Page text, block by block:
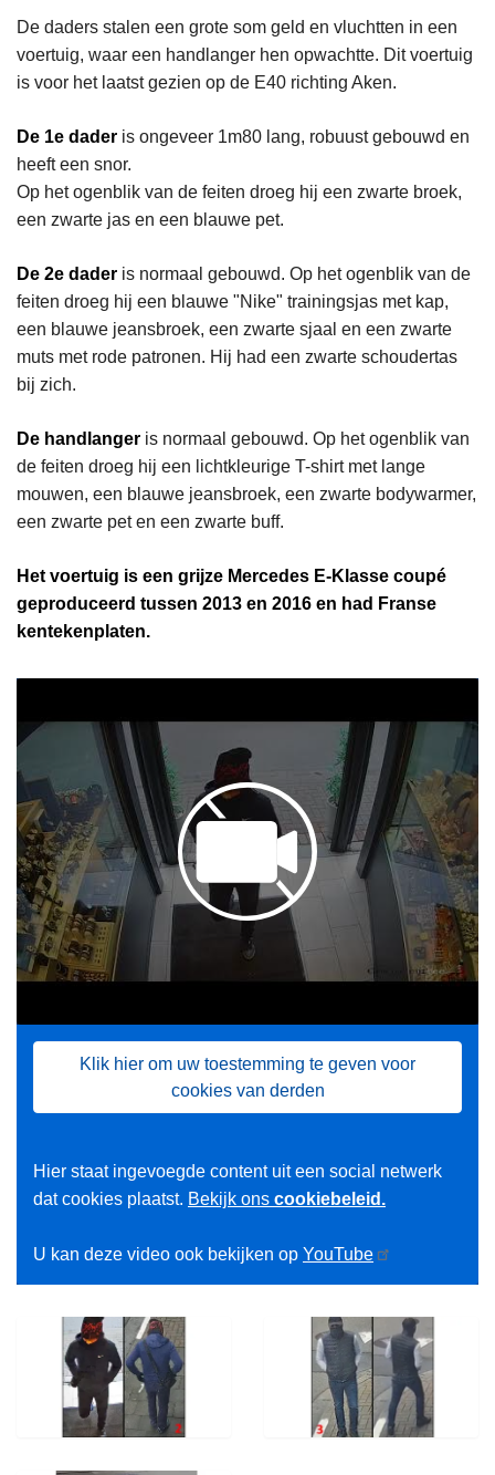
De daders stalen een grote som geld en vluchtten in een
voertuig, waar een handlanger hen opwachtte. Dit voertuig
is voor het laatst gezien op de E40 richting Aken.
De 1e dader is ongeveer 1m80 lang, robuust gebouwd en
heeft een snor.
Op het ogenblik van de feiten droeg hij een zwarte broek,
een zwarte jas en een blauwe pet.
De 2e dader is normaal gebouwd. Op het ogenblik van de
feiten droeg hij een blauwe "Nike" trainingsjas met kap,
een blauwe jeansbroek, een zwarte sjaal en een zwarte
muts met rode patronen. Hij had een zwarte schoudertas
bij zich.
De handlanger is normaal gebouwd. Op het ogenblik van
de feiten droeg hij een lichtkleurige T-shirt met lange
mouwen, een blauwe jeansbroek, een zwarte bodywarmer,
een zwarte pet en een zwarte buff.
Het voertuig is een grijze Mercedes E-Klasse coupé
geproduceerd tussen 2013 en 2016 en had Franse
kentekenplaten.
Klik hier om uw toestemming te geven voor
cookies van derden
Hier staat ingevoegde content uit een social netwerk
dat cookies plaatst. Bekijk ons cookiebeleid.
U kan deze video ook bekijken op YouTube